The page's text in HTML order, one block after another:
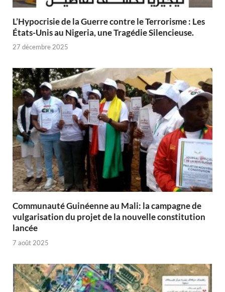
L’Hypocrisie de la Guerre contre le Terrorisme : Les
États-Unis au Nigeria, une Tragédie Silencieuse.
27 décembre 2025
Communauté Guinéenne au Mali: la campagne de
vulgarisation du projet de la nouvelle constitution
lancée
7 août 2025